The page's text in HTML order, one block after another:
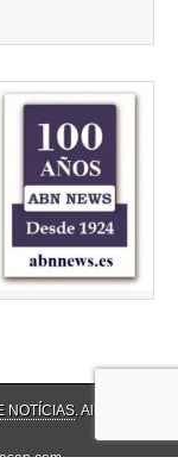
NOTÍCIAS. All Rights
.